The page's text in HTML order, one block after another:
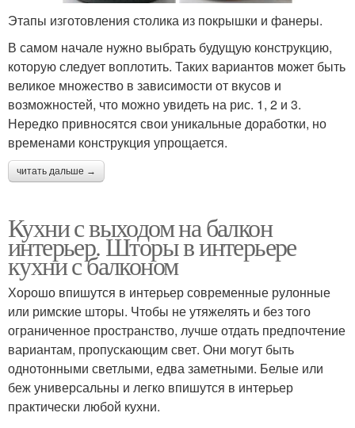
Этапы изготовления столика из покрышки и фанеры.
В самом начале нужно выбрать будущую конструкцию,
которую следует воплотить. Таких вариантов может быть
великое множество в зависимости от вкусов и
возможностей, что можно увидеть на рис. 1, 2 и 3.
Нередко привносятся свои уникальные доработки, но
временами конструкция упрощается.
читать дальше →
Кухни с выходом на балкон
интерьер. Шторы в интерьере
кухни с балконом
Хорошо впишутся в интерьер современные рулонные
или римские шторы. Чтобы не утяжелять и без того
ограниченное пространство, лучше отдать предпочтение
вариантам, пропускающим свет. Они могут быть
однотонными светлыми, едва заметными. Белые или
беж универсальны и легко впишутся в интерьер
практически любой кухни.